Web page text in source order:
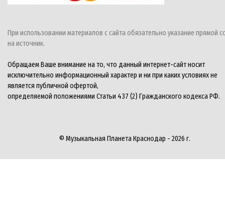
При использовании материалов с сайта обязательно указание прямой
на источник.
Обращаем Ваше внимание на то, что данный интернет-сайт носит
исключительно информационный характер и ни при каких условиях не
является публичной офертой,
определяемой положениями Статьи 437 (2) Гражданского кодекса РФ.
© Музыкальная Планета Краснодар - 2026 г.